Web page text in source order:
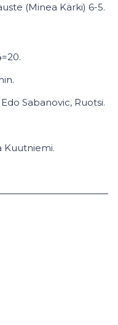
(Minea Kärki) 6-5.
Sabanovic, Ruotsi.
Kuutniemi.